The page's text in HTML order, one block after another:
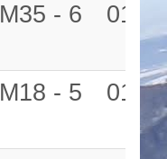
M35 - 6
M18 - 5